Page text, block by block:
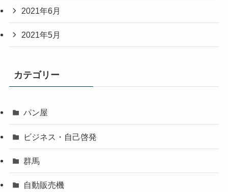
2021年6月
2021年5月
カテゴリー
パン屋
ビジネス・自己啓発
群馬
自動販売機